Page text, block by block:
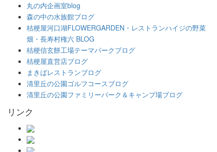
丸の内企画室blog
森の中の水族館ブログ
桔梗屋河口湖FLOWERGARDEN・レストランハイジの野菜
畑・長寿村権六 BLOG
桔梗信玄餅工場テーマパークブログ
桔梗屋直営店ブログ
まきばレストランブログ
清里丘の公園ゴルフコースブログ
清里丘の公園ファミリーパーク＆キャンプ場ブログ
リンク